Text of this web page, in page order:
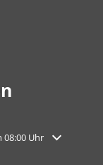
auszublenden
Uhr